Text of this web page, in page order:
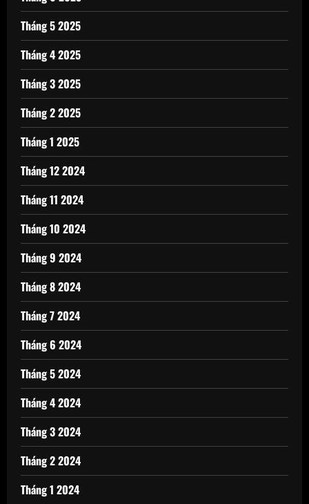
Tháng 5 2025
Tháng 4 2025
Tháng 3 2025
Tháng 2 2025
Tháng 1 2025
Tháng 12 2024
Tháng 11 2024
Tháng 10 2024
Tháng 9 2024
Tháng 8 2024
Tháng 7 2024
Tháng 6 2024
Tháng 5 2024
Tháng 4 2024
Tháng 3 2024
Tháng 2 2024
Tháng 1 2024